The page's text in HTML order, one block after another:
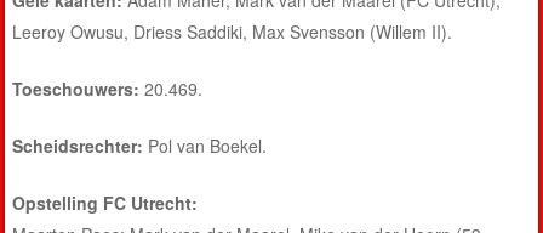
Leeroy Owusu, Driess Saddiki, Max Svensson (Willem II).
Toeschouwers: 20.469.
Scheidsrechter: Pol van Boekel.
Opstelling FC Utrecht: